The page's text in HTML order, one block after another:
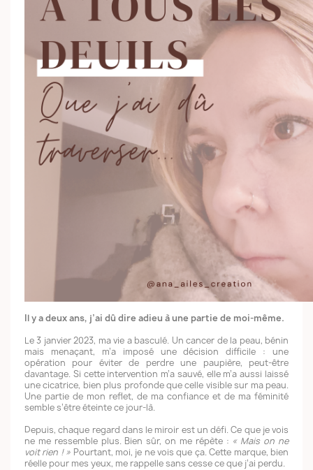
Il y a deux ans, j’ai dû dire adieu à une partie de moi-même.
Le 3 janvier 2023, ma vie a basculé. Un cancer de la peau, bénin
mais menaçant, m’a imposé une décision difficile : une
opération pour éviter de perdre une paupière, peut-être
davantage. Si cette intervention m’a sauvé, elle m’a aussi laissé
une cicatrice, bien plus profonde que celle visible sur ma peau.
Une partie de mon reflet, de ma confiance et de ma féminité
semble s’être éteinte ce jour-là.
Depuis, chaque regard dans le miroir est un défi. Ce que je vois
ne me ressemble plus. Bien sûr, on me répète : « Mais on ne
voit rien ! » Pourtant, moi, je ne vois que ça. Cette marque, bien
réelle pour mes yeux, me rappelle sans cesse ce que j’ai perdu.